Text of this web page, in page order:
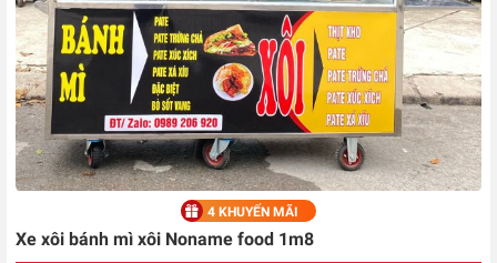
4 KHUYẾN MÃI
Xe xôi bánh mì xôi Noname food 1m8